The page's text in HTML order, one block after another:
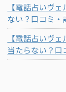
【電話占いヴ
ない？口コミ・
【電話占いヴ
当たらない？口